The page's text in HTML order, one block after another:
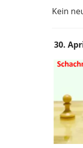
Kein
30.